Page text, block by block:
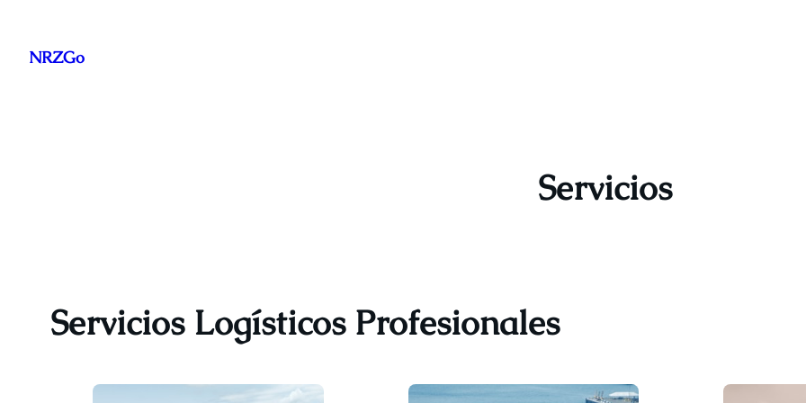
contenido
NRZGo
Servicios
Servicios Logísticos Profesionales